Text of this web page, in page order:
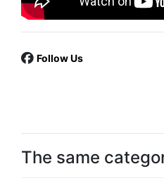
Follow Us
The same